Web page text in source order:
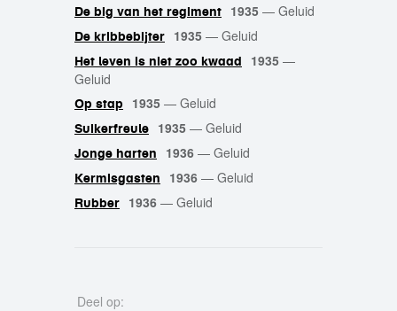
De big van het regiment 1935 — Geluid
De kribbebijter 1935 — Geluid
Het leven is niet zoo kwaad 1935 —
Geluid
Op stap 1935 — Geluid
Suikerfreule 1935 — Geluid
Jonge harten 1936 — Geluid
Kermisgasten 1936 — Geluid
Rubber 1936 — Geluid
Deel op: